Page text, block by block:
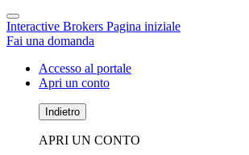
Interactive Brokers Pagina iniziale
Fai una domanda
Accesso al portale
Apri un conto
Indietro
APRI UN CONTO